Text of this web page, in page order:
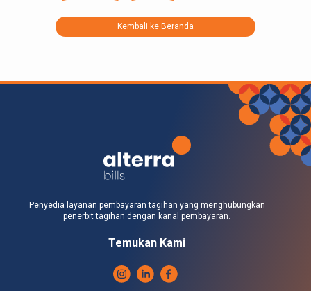
Kembali ke Beranda
Penyedia layanan pembayaran tagihan yang menghubungkan
penerbit tagihan dengan kanal pembayaran.
Temukan Kami